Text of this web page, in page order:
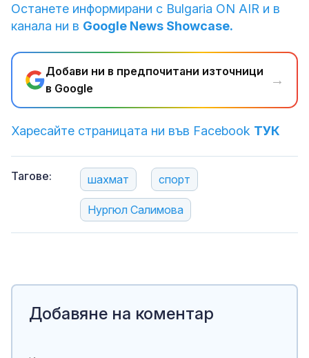
Останете информирани с Bulgaria ON AIR и в
канала ни в Google News Showcase.
Добави ни в предпочитани източници
в Google
→
Харесайте страницата ни във Facebook ТУК
Тагове: шахмат спорт
Нургюл Салимова
Добавяне на коментар